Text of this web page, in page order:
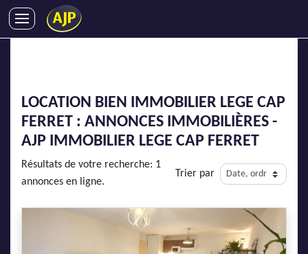
SYNDIC
IMMOBILIER NEUF
LOCATION BIEN IMMOBILIER LEGE CAP
FERRET : ANNONCES IMMOBILIÈRES -
AJP IMMOBILIER LEGE CAP FERRET
Résultats de votre recherche: 1
annonces en ligne.
Trier par